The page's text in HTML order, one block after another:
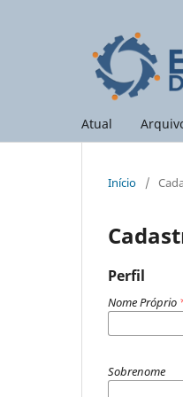
Atual
Início /
Perfil
Nome Próprio
Sobrenome